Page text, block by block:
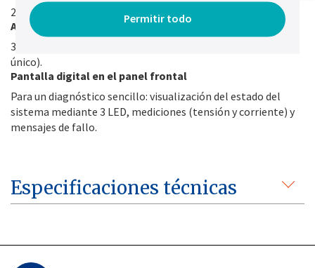
2 horas de autonomía en configuración estándar.
Alarmas
3 alarmas disponibles en contactos secos (interruptor
único).
Pantalla digital en el panel frontal
Para un diagnóstico sencillo: visualización del estado del
sistema mediante 3 LED, mediciones (tensión y corriente) y
mensajes de fallo.
Especificaciones técnicas
Permitir todo